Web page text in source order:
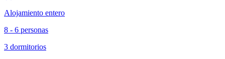
Alojamiento entero
8 - 6 personas
3 dormitorios